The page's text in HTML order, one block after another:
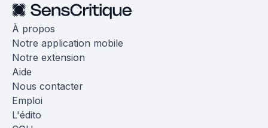
À propos
Notre application mobile
Notre extension
Aide
Nous contacter
Emploi
L'édito